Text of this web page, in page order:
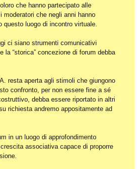
che hanno partecipato alle
che negli anni hanno
luogo di incontro virtuale.
ci siano strumenti comunicativi
la “storica” concezione di forum debba
resta aperta agli stimoli che giungono
confronto, per non essere fine a sé
debba essere riportato in altri
richiesta andremo appositamente ad
in un luogo di approfondimento
associativa capace di proporre